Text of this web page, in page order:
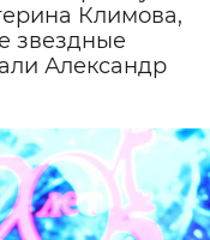
Климова,
звездные
Александр